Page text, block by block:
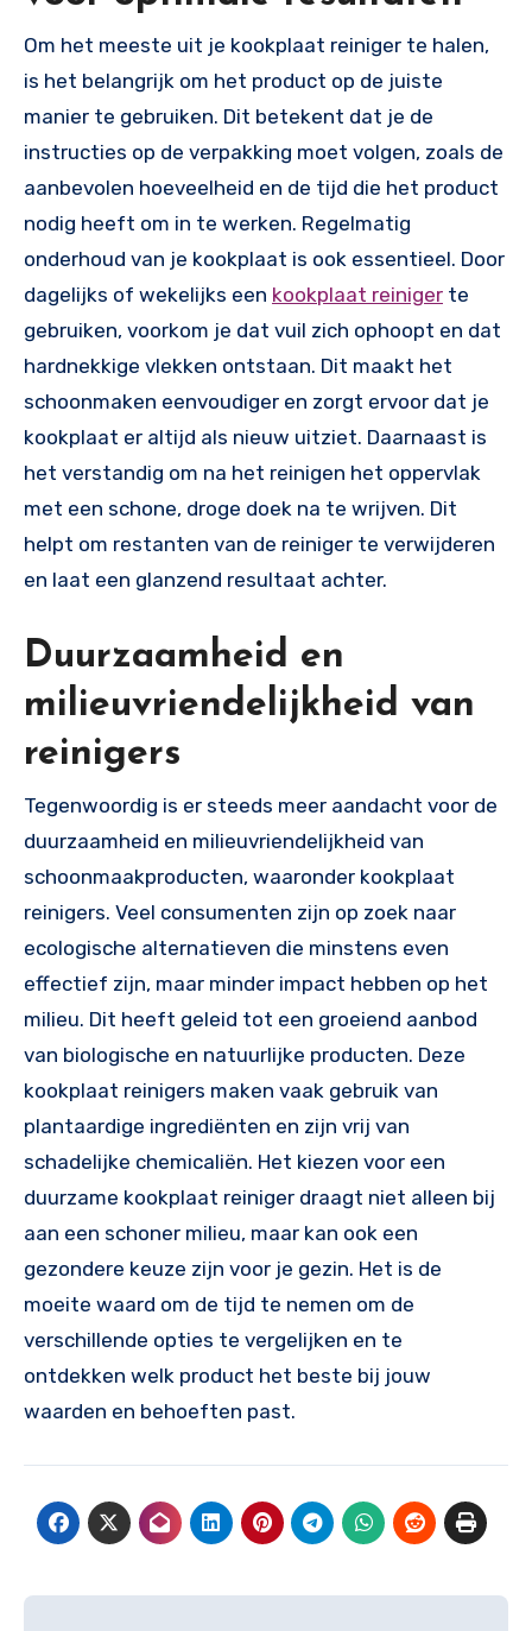
Om het meeste uit je kookplaat reiniger te halen,
is het belangrijk om het product op de juiste
manier te gebruiken. Dit betekent dat je de
instructies op de verpakking moet volgen, zoals de
aanbevolen hoeveelheid en de tijd die het product
nodig heeft om in te werken. Regelmatig
onderhoud van je kookplaat is ook essentieel. Door
dagelijks of wekelijks een kookplaat reiniger te
gebruiken, voorkom je dat vuil zich ophoopt en dat
hardnekkige vlekken ontstaan. Dit maakt het
schoonmaken eenvoudiger en zorgt ervoor dat je
kookplaat er altijd als nieuw uitziet. Daarnaast is
het verstandig om na het reinigen het oppervlak
met een schone, droge doek na te wrijven. Dit
helpt om restanten van de reiniger te verwijderen
en laat een glanzend resultaat achter.
Duurzaamheid en
milieuvriendelijkheid van
reinigers
Tegenwoordig is er steeds meer aandacht voor de
duurzaamheid en milieuvriendelijkheid van
schoonmaakproducten, waaronder kookplaat
reinigers. Veel consumenten zijn op zoek naar
ecologische alternatieven die minstens even
effectief zijn, maar minder impact hebben op het
milieu. Dit heeft geleid tot een groeiend aanbod
van biologische en natuurlijke producten. Deze
kookplaat reinigers maken vaak gebruik van
plantaardige ingrediënten en zijn vrij van
schadelijke chemicaliën. Het kiezen voor een
duurzame kookplaat reiniger draagt niet alleen bij
aan een schoner milieu, maar kan ook een
gezondere keuze zijn voor je gezin. Het is de
moeite waard om de tijd te nemen om de
verschillende opties te vergelijken en te
ontdekken welk product het beste bij jouw
waarden en behoeften past.